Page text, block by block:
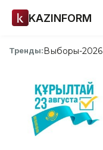
KAZINFORM
Тренды:Выборы-2026